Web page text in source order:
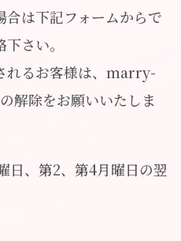
は下記フォームからで
さい。
れるお客様は、marry-
解除をお願いいたしま
日、第2、第4月曜日の翌